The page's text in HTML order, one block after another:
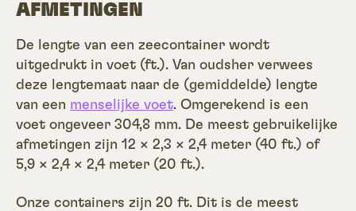
AFMETINGEN
De lengte van een zeecontainer wordt
uitgedrukt in voet (ft.). Van oudsher verwees
deze lengtemaat naar de (gemiddelde) lengte
van een menselijke voet. Omgerekend is een
voet ongeveer 304,8 mm. De meest gebruikelijke
afmetingen zijn 12 × 2,3 × 2,4 meter (40 ft.) of
5,9 × 2,4 × 2,4 meter (20 ft.).
Onze containers zijn 20 ft. Dit is de meest